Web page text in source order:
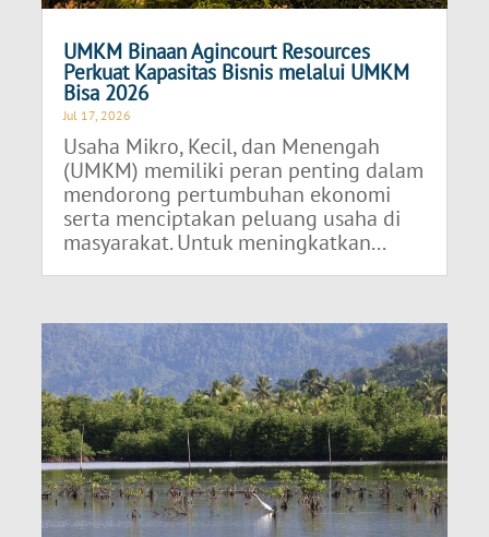
UMKM Binaan Agincourt Resources
Perkuat Kapasitas Bisnis melalui UMKM
Bisa 2026
Jul 17, 2026
Usaha Mikro, Kecil, dan Menengah
(UMKM) memiliki peran penting dalam
mendorong pertumbuhan ekonomi
serta menciptakan peluang usaha di
masyarakat. Untuk meningkatkan...